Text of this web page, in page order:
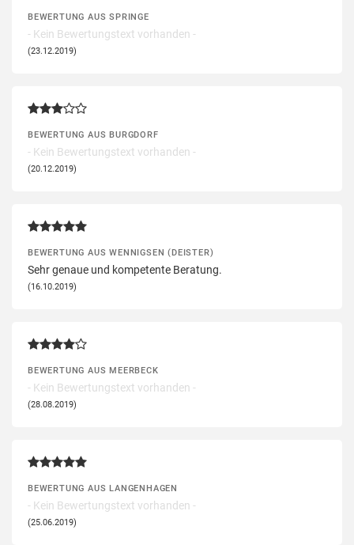
BEWERTUNG AUS SPRINGE
- Kein Bewertungstext vorhanden -
(23.12.2019)
BEWERTUNG AUS BURGDORF
- Kein Bewertungstext vorhanden -
(20.12.2019)
BEWERTUNG AUS WENNIGSEN (DEISTER)
Sehr genaue und kompetente Beratung.
(16.10.2019)
BEWERTUNG AUS MEERBECK
- Kein Bewertungstext vorhanden -
(28.08.2019)
BEWERTUNG AUS LANGENHAGEN
- Kein Bewertungstext vorhanden -
(25.06.2019)